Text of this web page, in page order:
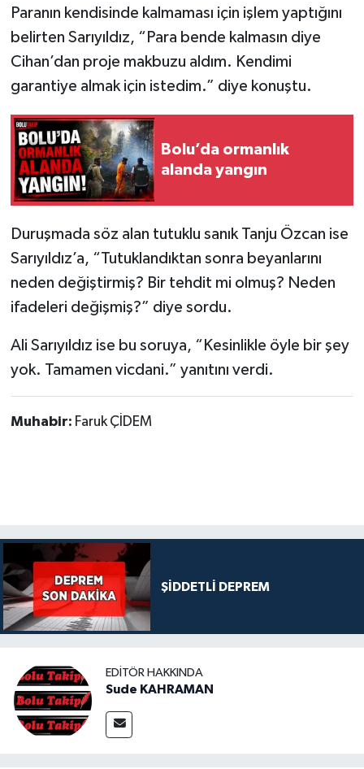
Paranın kendisinde kalmaması için işlem yaptığını
belirten Sarıyıldız, “Para bende kalmasın diye
Cihan’dan proje makbuzu aldım. Kendimi
garantiye almak için istedim.” diye konuştu.
Bolu’da ormanlık
alanda yangın
Duruşmada söz alan tutuklu sanık Tanju Özcan ise
Sarıyıldız’a, “Tutuklandıktan sonra beyanlarını
neden değiştirmiş? Bir tehdit mi olmuş? Neden
ifadeleri değişmiş?” diye sordu.
Ali Sarıyıldız ise bu soruya, “Kesinlikle öyle bir şey
yok. Tamamen vicdani.” yanıtını verdi.
Muhabir: Faruk ÇİDEM
ŞİDDETLİ DEPREM
EDITÖR HAKKINDA
Sude KAHRAMAN